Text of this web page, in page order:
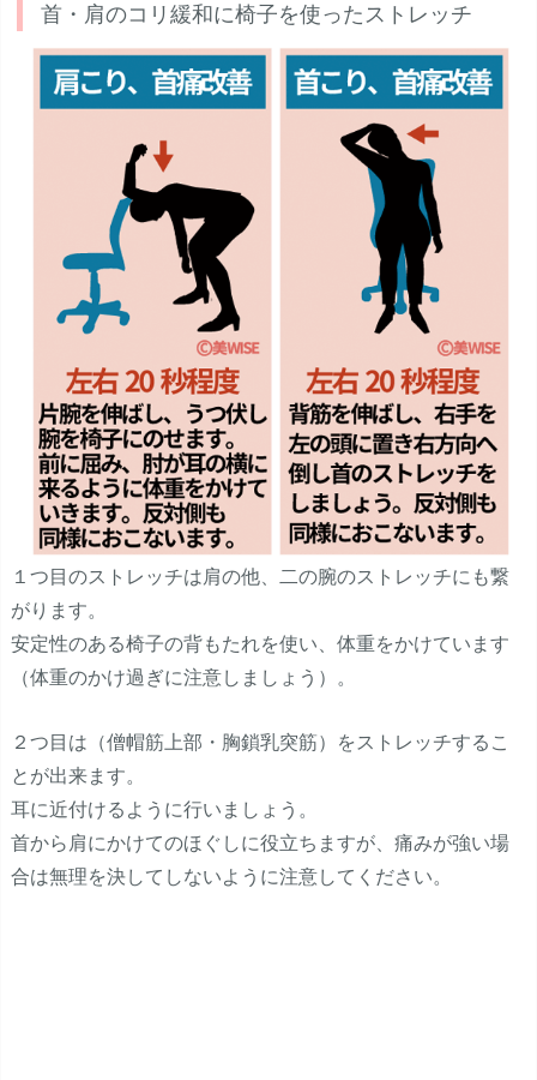
首・肩のコリ緩和に椅子を使ったストレッチ
１つ目のストレッチは肩の他、二の腕のストレッチにも繋
がります。
安定性のある椅子の背もたれを使い、体重をかけています
（体重のかけ過ぎに注意しましょう）。
２つ目は（僧帽筋上部・胸鎖乳突筋）をストレッチするこ
とが出来ます。
耳に近付けるように行いましょう。
首から肩にかけてのほぐしに役立ちますが、痛みが強い場
合は無理を決してしないように注意してください。